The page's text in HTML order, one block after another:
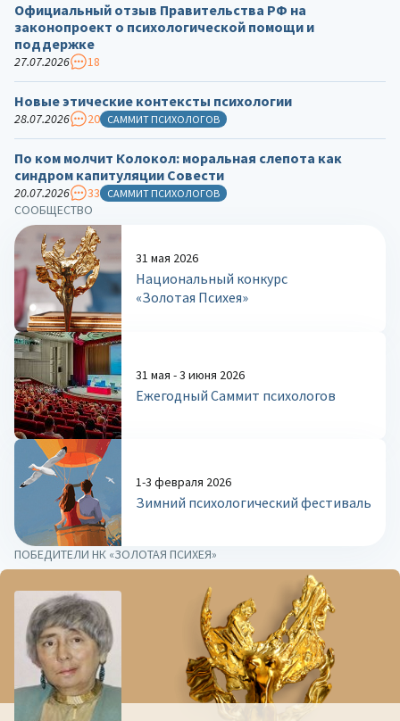
СООБЩЕСТВО
31 мая 2026
Национальный конкурс
«Золотая Психея»
31 мая - 3 июня 2026
Ежегодный Саммит психологов
1-3 февраля 2026
Зимний психологический фестиваль
Официальный отзыв Правительства РФ на
законопроект о психологической помощи и
поддержке
27.07.2026 18
Новые этические контексты психологии
28.07.2026 20 САММИТ ПСИХОЛОГОВ
По ком молчит Колокол: моральная слепота как
синдром капитуляции Совести
20.07.2026 33 САММИТ ПСИХОЛОГОВ
ПОБЕДИТЕЛИ НК «ЗОЛОТАЯ ПСИХЕЯ»